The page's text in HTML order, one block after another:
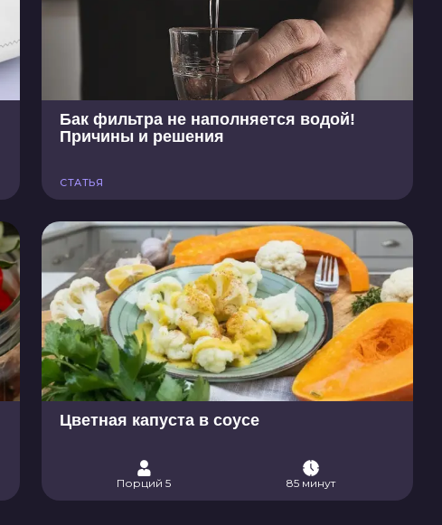
Бак фильтра не наполняется водой!
Причины и решения
СТАТЬЯ
Цветная капуста в соусе
Порций 5 85 минут